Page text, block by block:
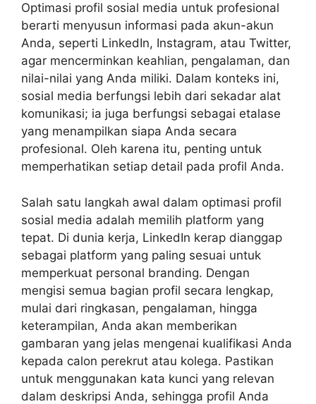
Optimasi profil sosial media untuk profesional
berarti menyusun informasi pada akun-akun
Anda, seperti LinkedIn, Instagram, atau Twitter,
agar mencerminkan keahlian, pengalaman, dan
nilai-nilai yang Anda miliki. Dalam konteks ini,
sosial media berfungsi lebih dari sekadar alat
komunikasi; ia juga berfungsi sebagai etalase
yang menampilkan siapa Anda secara
profesional. Oleh karena itu, penting untuk
memperhatikan setiap detail pada profil Anda.
Salah satu langkah awal dalam optimasi profil
sosial media adalah memilih platform yang
tepat. Di dunia kerja, LinkedIn kerap dianggap
sebagai platform yang paling sesuai untuk
memperkuat personal branding. Dengan
mengisi semua bagian profil secara lengkap,
mulai dari ringkasan, pengalaman, hingga
keterampilan, Anda akan memberikan
gambaran yang jelas mengenai kualifikasi Anda
kepada calon perekrut atau kolega. Pastikan
untuk menggunakan kata kunci yang relevan
dalam deskripsi Anda, sehingga profil Anda